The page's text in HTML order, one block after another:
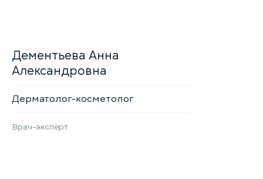
Дементьева Анна
Александровна
Дерматолог-косметолог
Врач-эксперт